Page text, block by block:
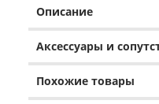
Описание
Аксессуары и
Похожие товары